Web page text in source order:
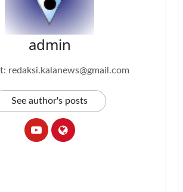
admin
redaksi.kalanews@gmail.com
See author's posts